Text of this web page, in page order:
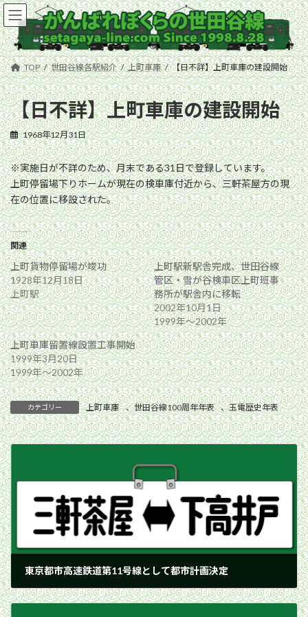
コ
ン
テ
ン
ツ
へ
ス
キ
ッ
プ
ナ
ビ
ゲ
ー
シ
ョ
ン
に
移
動
TOP 世田谷線各駅紹介 上町車庫 【日不詳】上町車庫の建設開始
【日不詳】上町車庫の建設開始
1968年12月31日
※実施日が不詳のため、月末である31日で登録しています。
上町停留場下りホームが現在の検車庫付近から、三軒茶屋方の現
在の位置に移設された。
関連
上町貨物停留場が竣功
1928年12月18日
上町駅
上町駅新駅舎完成、世田谷線
管区・雪が谷検車区上町班事
務所が駅舎内に移転
2002年10月1日
1999年〜2002年
上町車庫留置線設置工事開始
1999年3月20日
1999年〜2002年
カテゴリー 上町車庫 、世田谷線100周年年表 、玉電歴史年表
東京都市高速鉄道第11号線として都市計画決定
1968年12月28日